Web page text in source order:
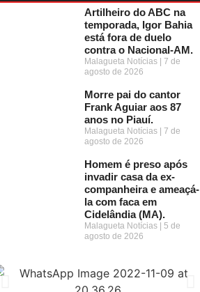
Artilheiro do ABC na
temporada, Igor Bahia
está fora de duelo
contra o Nacional-AM.
Malagueta Notícias
7 de
agosto de 2026
Morre pai do cantor
Frank Aguiar aos 87
anos no Piauí.
Malagueta Notícias
7 de
agosto de 2026
Homem é preso após
invadir casa da ex-
companheira e ameaçá-
la com faca em
Cidelândia (MA).
Malagueta Notícias
5 de
agosto de 2026